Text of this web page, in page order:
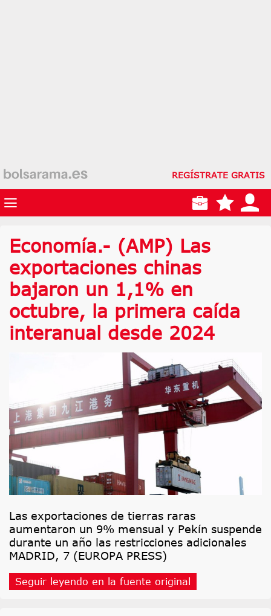
REGÍSTRATE GRATIS
Economía.- (AMP) Las
exportaciones chinas
bajaron un 1,1% en
octubre, la primera caída
interanual desde 2024
Las exportaciones de tierras raras
aumentaron un 9% mensual y Pekín suspende
durante un año las restricciones adicionales
MADRID, 7 (EUROPA PRESS)
Seguir leyendo en la fuente original